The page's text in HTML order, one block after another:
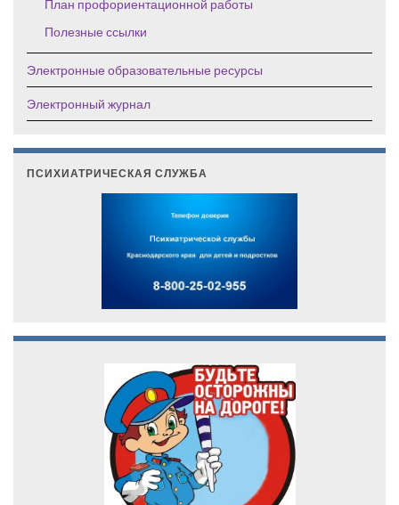
План профориентационной работы
Полезные ссылки
Электронные образовательные ресурсы
Электронный журнал
ПСИХИАТРИЧЕСКАЯ СЛУЖБА